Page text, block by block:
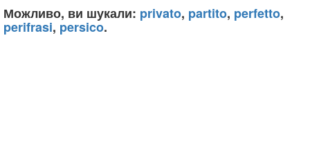
Можливо, ви шукали: privato, partito, perfetto,
perifrasi, persico.